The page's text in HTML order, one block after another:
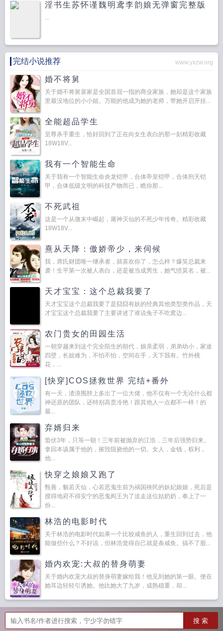
淫书生苏怀谨魏明鸢李韵娘无弹窗完整版
...
完结小说推荐 www.yxzw.org
婚不将舅
关于婚不将舅裴家是全国首屈一指的商业家族，她却是这个家族
里最没地位的小小姐。万能的他成为她的老师，带她开启开挂...
全能超品学生
至尊杀手重生，恰好回到了正在向女生表白的那一刻精彩收藏
18W18V...
我有一个智能生命
关于我有一个智能生命炎龙铠甲，合体帝皇铠甲，合体刑天铠
甲，合体低级文明的科技产物而已，瞧你那...
不死武祖
这是一个从微末中崛起，屠神灭仙的不死少年传奇。精彩收藏
18W18V...
熹从天降：傲娇帝少，来伺候
我，席氏财团唯一继承者，就喜欢你了，怎么样？爆笑总裁来
袭！生平第一次被人表白，还是被当成男生，她气愤莫名，被...
天才宝宝：这个总裁我要了
天才宝宝这个总裁我要了是囧囧有妖的经典其他类型类作品，天
才宝宝这个总裁我要了主要讲述了谁说兔子不吃窝边...
农门贵女的田园生活
一朝穿越来到这个完全陌生的朝代，娘亲柔弱，弟弟幼小，家途
四壁，长姐难为，不怕不怕，空间在手，天下我有。竹外桃
花，...
[快穿]COS拯救世界 完结+番外
有一天，渣浪围脖上多出了一位大佬，他不仅有一个无论什么都
神还原的团队，还特别高贵冷艳！跟其他人一点都不一样！的
最...
弃婿归来
蛰伏3年，只等一朝！三年前被抛弃的江浩，三年后强势归来。
拿回本该属于他的，摧毁阻挠他的一切。女人，金钱，权利，
他...
快穿之娘娘又跑了
甄善，貌若天仙，心若恶鬼生前为祸国殃民的妖妃娘娘，死后是
搅得地府不得安宁的恶鬼阎王为了送走这位姑奶奶，奉上了一
份...
林浩的电影时代
关于林浩的电影时代如果一个比较咸鱼的人，重生回到过去，他
能做些什么？不好说，但林浩觉得自己就是条咸鱼。搞不了股...
婚内欢宠:大叔的替身萌妻
关于婚内欢宠大叔的替身萌妻嫁给我！他见到她的第一眼。便在
她耳边轻轻引诱她。他比她大了九岁，成熟稳重，却...
搜 索